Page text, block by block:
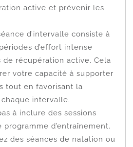
active et prévenir les
d’intervalle consiste à
d’effort intense
de récupération active. Cela
votre capacité à supporter
tout en favorisant la
intervalle.
à inclure des sessions
d’entraînement.
des séances de natation ou